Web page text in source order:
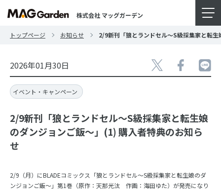
株式会社 マッグガーデン
トップページ お知らせ 2/9新刊「狼とランドセル～S級採集家と転
2026年01月30日
イベント・キャンペーン
2/9新刊「狼とランドセル～S級採集家と転生娘
のダンジョンご飯～」(1) 購入者特典のお知ら
せ
2/9（月）にBLADEコミックス「狼とランドセル～S級採集家と転生娘のダ
ンジョンご飯～」第1巻（原作：天那光汰 作画：海田ゆた）が発売になり